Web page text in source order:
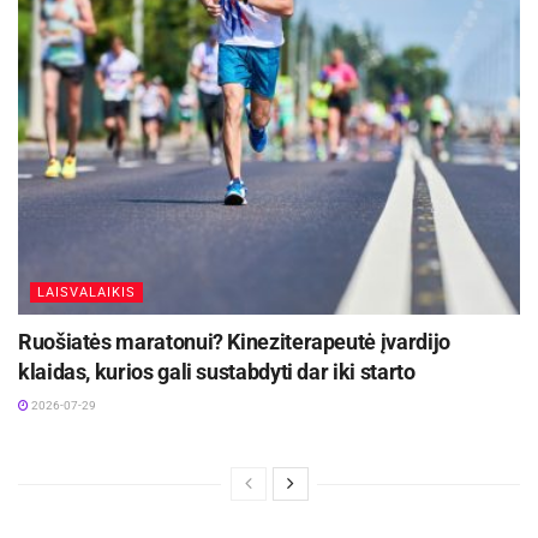
mln. eurų, 2,8 mln. eurų daugiau nei pernai.
LAISVALAIKIS
Ruošiatės maratonui? Kineziterapeutė įvardijo
klaidas, kurios gali sustabdyti dar iki starto
2026-07-29